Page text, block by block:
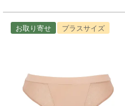
お取り寄せ プラスサイズ